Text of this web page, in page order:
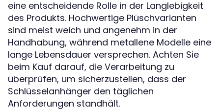
eine entscheidende Rolle in der Langlebigkeit
des Produkts. Hochwertige Plüschvarianten
sind meist weich und angenehm in der
Handhabung, während metallene Modelle eine
lange Lebensdauer versprechen. Achten Sie
beim Kauf darauf, die Verarbeitung zu
überprüfen, um sicherzustellen, dass der
Schlüsselanhänger den täglichen
Anforderungen standhält.